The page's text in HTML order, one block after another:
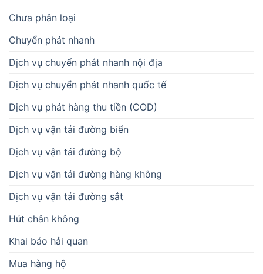
Chưa phân loại
Chuyển phát nhanh
Dịch vụ chuyển phát nhanh nội địa
Dịch vụ chuyển phát nhanh quốc tế
Dịch vụ phát hàng thu tiền (COD)
Dịch vụ vận tải đường biển
Dịch vụ vận tải đường bộ
Dịch vụ vận tải đường hàng không
Dịch vụ vận tải đường sắt
Hút chân không
Khai báo hải quan
Mua hàng hộ